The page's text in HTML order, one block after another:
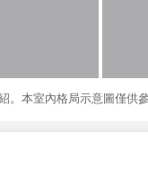
。本室內格局示意圖僅供